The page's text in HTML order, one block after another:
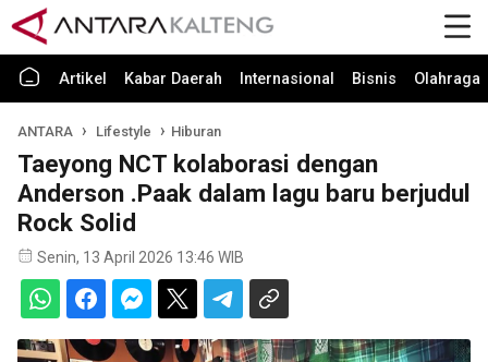
Artikel Kabar Daerah Internasional Bisnis Olahraga
ANTARA Lifestyle Hiburan
Taeyong NCT kolaborasi dengan
Anderson .Paak dalam lagu baru berjudul
Rock Solid
Senin, 13 April 2026 13:46 WIB